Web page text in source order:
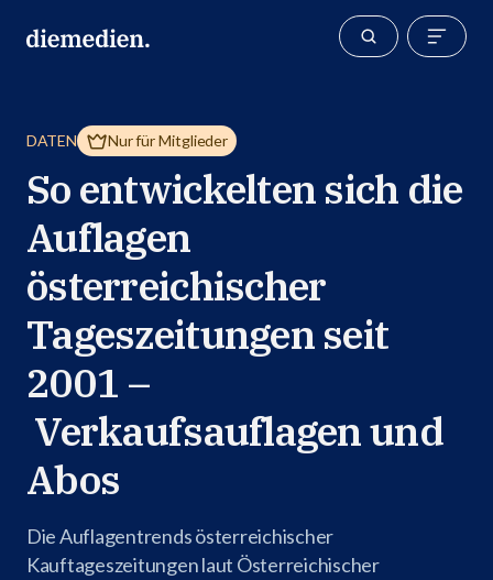
DATEN Nur für Mitglieder
So entwickelten sich die
Auflagen
österreichischer
Tageszeitungen seit
2001 –
Verkaufsauflagen und
Abos
Die Auflagentrends österreichischer
Kauftageszeitungen laut Österreichischer